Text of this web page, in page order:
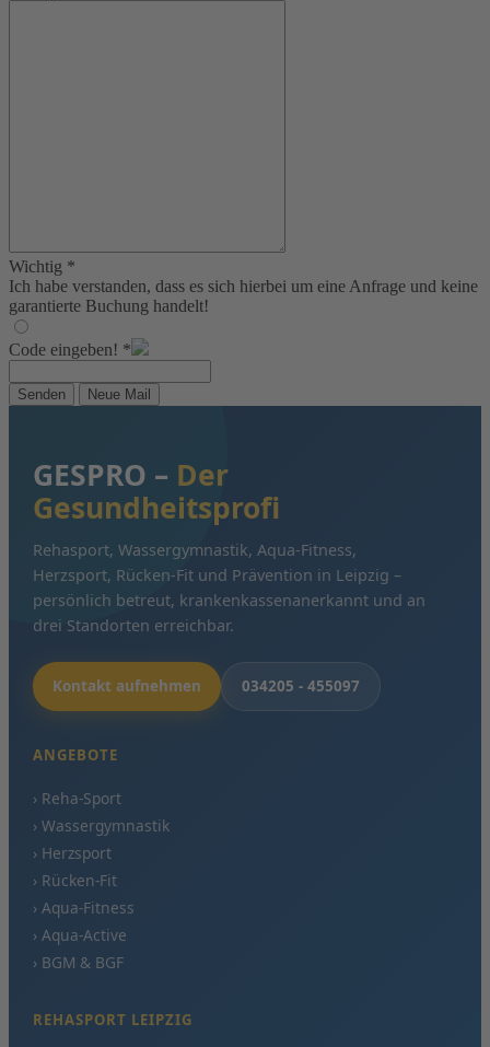
Wichtig *
Ich habe verstanden, dass es sich hierbei um eine Anfrage und keine
garantierte Buchung handelt!
Code eingeben! *
GESPRO – Der
Gesundheitsprofi
Rehasport, Wassergymnastik, Aqua-Fitness,
Herzsport, Rücken-Fit und Prävention in Leipzig –
persönlich betreut, krankenkassenanerkannt und an
drei Standorten erreichbar.
Kontakt aufnehmen 034205 - 455097
ANGEBOTE
› Reha-Sport
› Wassergymnastik
› Herzsport
› Rücken-Fit
› Aqua-Fitness
› Aqua-Active
› BGM & BGF
REHASPORT LEIPZIG